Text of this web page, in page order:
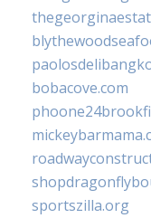
bobacove.com
sportszilla.org